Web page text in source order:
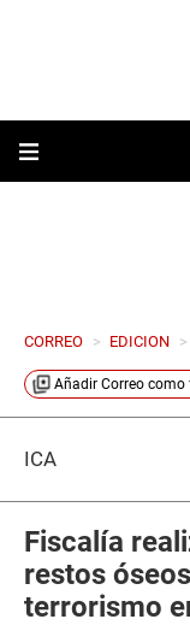
CORREO > EDICION >
Añadir Correo como
ICA
Fiscalía
restos
terrorismo